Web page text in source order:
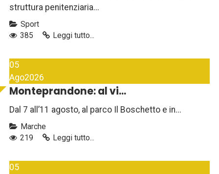
struttura penitenziaria...
Sport
385
Leggi tutto...
05
Ago2026
Monteprandone: al vi...
Dal 7 all’11 agosto, al parco Il Boschetto e in...
Marche
219
Leggi tutto...
05